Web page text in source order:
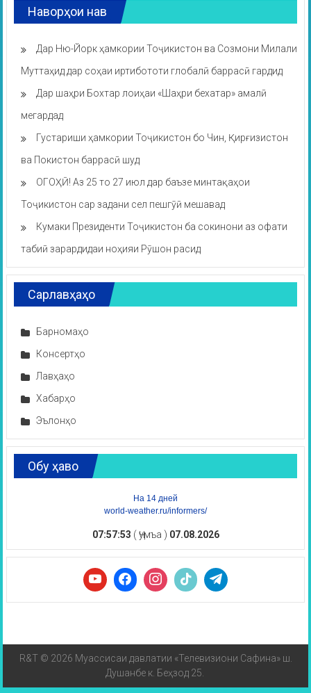
Наворҳои нав
Дар Ню-Йорк ҳамкории Тоҷикистон ва Созмони Милали
Муттаҳид дар соҳаи иртибототи глобалӣ баррасӣ гардид
Дар шаҳри Бохтар лоиҳаи «Шаҳри бехатар» амалӣ
мегардад
Густариши ҳамкории Тоҷикистон бо Чин, Қирғизистон
ва Покистон баррасӣ шуд
ОГОҲӢ! Аз 25 то 27 июл дар баъзе минтақаҳои
Тоҷикистон сар задани сел пешгӯӣ мешавад
Кумаки Президенти Тоҷикистон ба сокинони аз офати
табиӣ зарардидаи ноҳияи Рӯшон расид
Сарлавҳаҳо
Барномаҳо
Консертҳо
Лавҳаҳо
Хабарҳо
Эълонҳо
Обу ҳаво
На 14 дней
world-weather.ru/informers/
07:57:53 ( Ҷумъа ) 07.08.2026
R&T © 2026 Муассисаи давлатии «Телевизиони Сафина» ш.
Душанбе к. Беҳзод 25.